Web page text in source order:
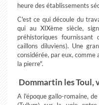
heure des établissements
C'est ce qui découle du
qui au XIXème siècle,
préhistoriques
caillons diluviens). Une
considérée, par eux,
la pierre".
Dommartin les Toul,
A l'époque gallo-romaine,